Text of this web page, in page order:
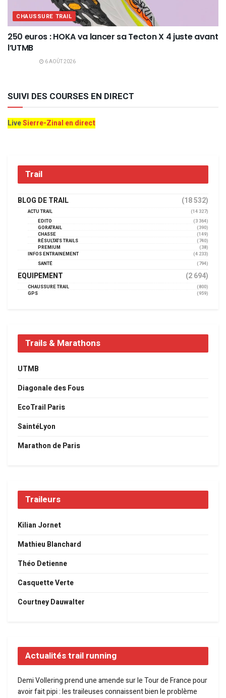
CHAUSSURE TRAIL
250 euros : HOKA va lancer sa Tecton X 4 juste avant
l’UTMB
6 AOÛT 2026
SUIVI DES COURSES EN DIRECT
LiveSierre-Zinal en direct
Trail
BLOG DE TRAIL (18 532)
ACTU TRAIL
(14 327)
EDITO
(3 364)
GORATRAIL
(390)
CHASSE
(149)
RÉSULTATS TRAILS
(740)
PREMIUM
(38)
INFOS ENTRAINEMENT
(4 233)
SANTÉ
(794)
EQUIPEMENT (2 694)
CHAUSSURE TRAIL
(800)
GPS
(959)
Trails & Marathons
UTMB
Diagonale des Fous
EcoTrail Paris
SaintéLyon
Marathon de Paris
Traileurs
Kilian Jornet
Mathieu Blanchard
Théo Detienne
Casquette Verte
Courtney Dauwalter
Actualités trail running
Demi Vollering prend une amende sur le Tour de France pour
avoir fait pipi : les traileuses connaissent bien le problème